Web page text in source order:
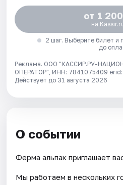
от 1
на
2 шаг. Выберите билет и
до
Реклама. ООО "КАССИР.РУ-
ОПЕРАТОР", ИНН: 7841075409 erid:
Действует до 31 августа 2026
О событии
Ферма альпак приглашает
Мы работаем в нескольких